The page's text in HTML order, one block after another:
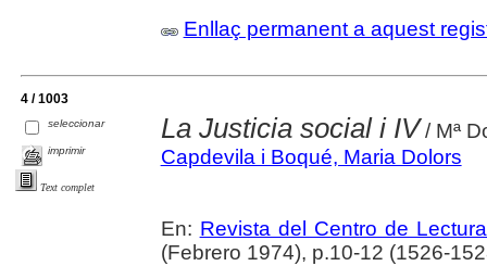
Enllaç permanent a aquest
4 / 1003
seleccionar
imprimir
Text complet
La Justicia social i IV/ Mª
Capdevila i Boqué, Maria Dolors
En: Revista del Centro de
(Febrero 1974), p.10-12 (1526-